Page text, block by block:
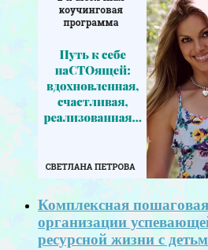
Комплексная пошаговая
организации
ресурсной жизни с